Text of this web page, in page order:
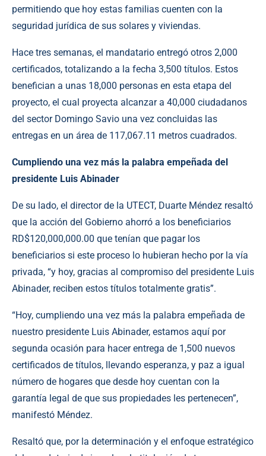
permitiendo que hoy estas familias cuenten con la
seguridad jurídica de sus solares y viviendas.
Hace tres semanas, el mandatario entregó otros 2,000
certificados, totalizando a la fecha 3,500 títulos. Estos
benefician a unas 18,000 personas en esta etapa del
proyecto, el cual proyecta alcanzar a 40,000 ciudadanos
del sector Domingo Savio una vez concluidas las
entregas en un área de 117,067.11 metros cuadrados.
Cumpliendo una vez más la palabra empeñada del
presidente Luis Abinader
De su lado, el director de la UTECT, Duarte Méndez resaltó
que la acción del Gobierno ahorró a los beneficiarios
RD$120,000,000.00 que tenían que pagar los
beneficiarios si este proceso lo hubieran hecho por la vía
privada, “y hoy, gracias al compromiso del presidente Luis
Abinader, reciben estos títulos totalmente gratis”.
“Hoy, cumpliendo una vez más la palabra empeñada de
nuestro presidente Luis Abinader, estamos aquí por
segunda ocasión para hacer entrega de 1,500 nuevos
certificados de títulos, llevando esperanza, y paz a igual
número de hogares que desde hoy cuentan con la
garantía legal de que sus propiedades les pertenecen”,
manifestó Méndez.
Resaltó que, por la determinación y el enfoque estratégico